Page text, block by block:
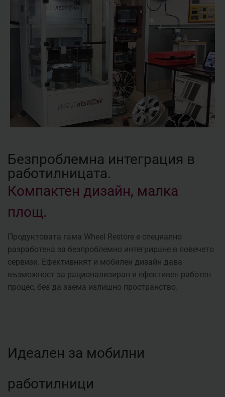
Безпроблемна интеграция в
работилницата.
Компактен дизайн, малка
площ.
Продуктовата гама Wheel Restore е специално
разработена за безпроблемно интегриране в повечето
сервизи. Ефективният и мобилен дизайн дава
възможност за рационализиран и ефективен работен
процес, без да заема излишно пространство.
Идеален за мобилни
работилници